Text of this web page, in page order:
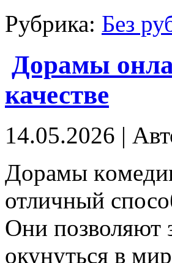
Рубрика: Без
Дорамы
качестве
14.05.2026 |
Дoрaмы
отличный
Они позволяют
окунуться в